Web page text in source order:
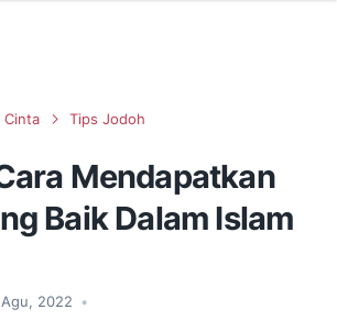
Cinta Tips Jodoh
Mendapatkan
Baik Dalam Islam
2022
•